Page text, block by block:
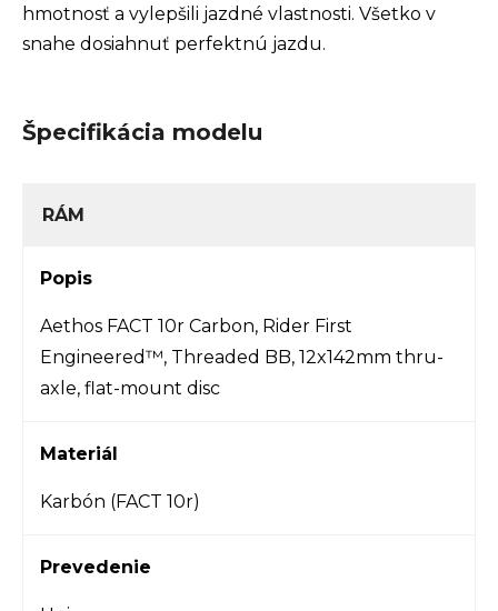
hmotnosť a vylepšili jazdné vlastnosti. Všetko v
snahe dosiahnuť perfektnú jazdu.
Špecifikácia modelu
RÁM
Popis
Aethos FACT 10r Carbon, Rider First
Engineered™, Threaded BB, 12x142mm thru-
axle, flat-mount disc
Materiál
Karbón (FACT 10r)
Prevedenie